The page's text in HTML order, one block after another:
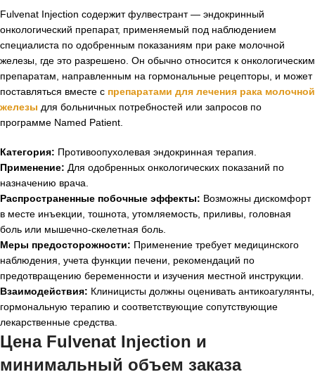
Fulvenat Injection содержит фулвестрант — эндокринный
онкологический препарат, применяемый под наблюдением
специалиста по одобренным показаниям при раке молочной
железы, где это разрешено. Он обычно относится к онкологическим
препаратам, направленным на гормональные рецепторы, и может
поставляться вместе с препаратами для лечения рака молочной
железы для больничных потребностей или запросов по
программе Named Patient.
Категория: Противоопухолевая эндокринная терапия.
Применение: Для одобренных онкологических показаний по
назначению врача.
Распространенные побочные эффекты: Возможны дискомфорт
в месте инъекции, тошнота, утомляемость, приливы, головная
боль или мышечно-скелетная боль.
Меры предосторожности: Применение требует медицинского
наблюдения, учета функции печени, рекомендаций по
предотвращению беременности и изучения местной инструкции.
Взаимодействия: Клиницисты должны оценивать антикоагулянты,
гормональную терапию и соответствующие сопутствующие
лекарственные средства.
Цена Fulvenat Injection и
минимальный объем заказа